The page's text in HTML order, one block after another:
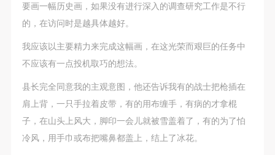
要画一幅历史画，如果没有进行深入的调查研究工作是不行
的，在访问时是越具体越好。
我应该以主要精力来完成这幅画，在这光荣而艰巨的任务中
不应该有一点投机取巧的想法。
县长完全同意我的主观意图，他还告诉我有的战士把枪插在
肩上背，一只手拉着皮带，有的用布缠手，有病的才拿棍
子，在山头上风大，脚印一会儿就被雪盖着了，有的为了怕
冷风，用手巾或布把嘴鼻都盖上，结上了冰花。